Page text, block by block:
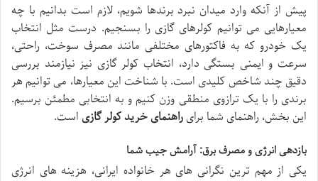
پیش از آنکه وارد میدان نبرد برندها شویم، لازم است بدانیم با چه
معیارهایی می توانیم کولرهای گازی را بسنجیم. درست مثل انتخاب
یک خودرو که به فاکتورهای مختلفی مانند مصرف سوخت، راحتی،
سرعت و ایمنی بستگی دارد، انتخاب کولر گازی نیز نیازمند بررسی
دقیق چند شاخص کلیدی است. با شناخت این معیارها، می توانیم هر
برندی را با یک ترازوی منطقی وزن کنیم و به انتخابی مطمئن برسیم.
این بخش، راهنمای شما برایراهنمای خرید کولر گازیاست.
بازدهی انرژی و مصرف برق: آرامش جیب شما
یکی از مهم ترین نگرانی های هر خانواده ایرانی، هزینه های انرژی